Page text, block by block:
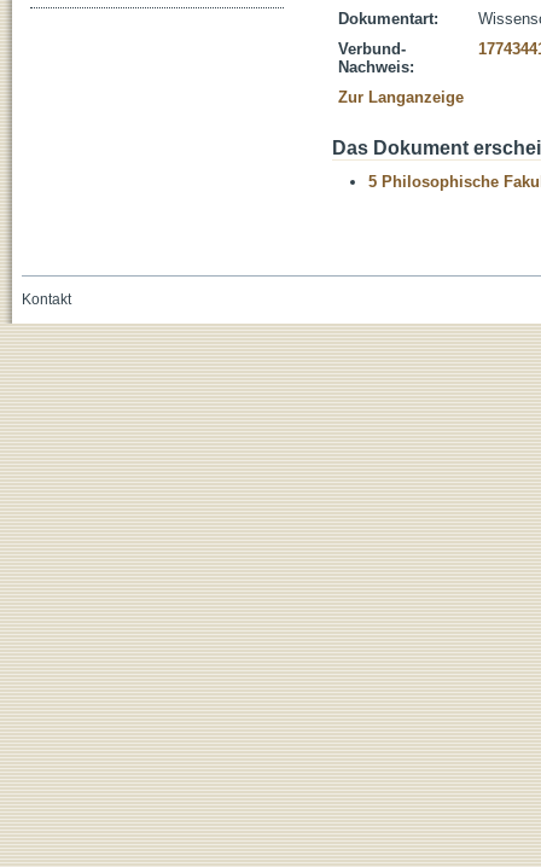
Dokumentart:
Verbund-
Nachweis:
Zur Langanzeige
Das Dokument
5 Philosophische
Kontakt